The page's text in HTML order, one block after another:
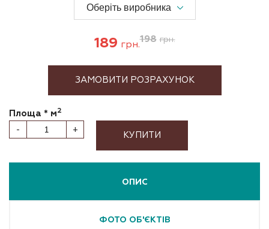
189 грн.198 грн.
ЗАМОВИТИ РОЗРАХУНОК
Площа * м2
- + КУПИТИ
ОПИС
ФОТО ОБ'ЄКТІВ